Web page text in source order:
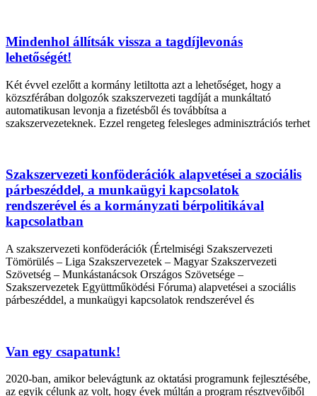
Mindenhol állítsák vissza a tagdíjlevonás
lehetőségét!
Két évvel ezelőtt a kormány letiltotta azt a lehetőséget, hogy a
közszférában dolgozók szakszervezeti tagdíját a munkáltató
automatikusan levonja a fizetésből és továbbítsa a
szakszervezeteknek. Ezzel rengeteg felesleges adminisztrációs terhet
Szakszervezeti konföderációk alapvetései a szociális
párbeszéddel, a munkaügyi kapcsolatok
rendszerével és a kormányzati bérpolitikával
kapcsolatban
A szakszervezeti konföderációk (Értelmiségi Szakszervezeti
Tömörülés – Liga Szakszervezetek – Magyar Szakszervezeti
Szövetség – Munkástanácsok Országos Szövetsége –
Szakszervezetek Együttműködési Fóruma) alapvetései a szociális
párbeszéddel, a munkaügyi kapcsolatok rendszerével és
Van egy csapatunk!
2020-ban, amikor belevágtunk az oktatási programunk fejlesztésébe,
az egyik célunk az volt, hogy évek múltán a program résztvevőiből